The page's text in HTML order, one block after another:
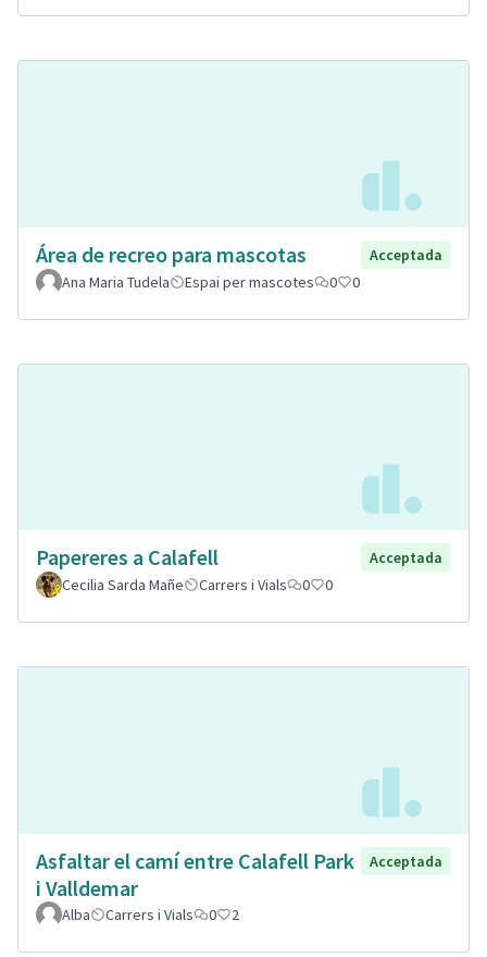
Área de recreo para mascotas
Acceptada
Ana Maria Tudela
Espai per mascotes 0 0
Papereres a Calafell
Acceptada
Cecilia Sarda Mañe
Carrers i Vials 0 0
Asfaltar el camí entre Calafell Park
i Valldemar
Acceptada
Alba Carrers i Vials 0 2